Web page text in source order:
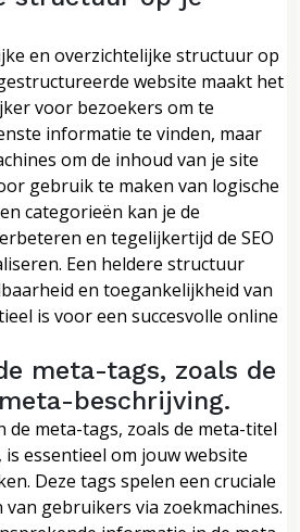
en overzichtelijke structuur op
website maakt het
voor bezoekers om te
informatie te vinden, maar
om de inhoud van je site
gebruik te maken van logische
categorieën kan je de
en tegelijkertijd de SEO
Een heldere structuur
en toegankelijkheid van
is voor een succesvolle online
meta-tags, zoals de
beschrijving.
de meta-tags, zoals de meta-titel
essentieel om jouw website
Deze tags spelen een cruciale
gebruikers via zoekmachines.